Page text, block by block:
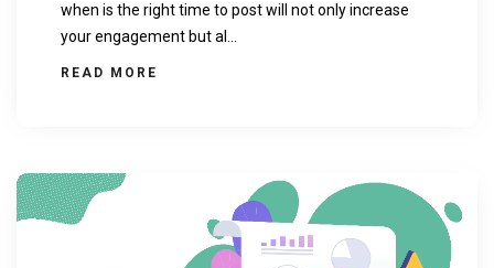
when is the right time to post will not only increase
your engagement but al...
READ MORE